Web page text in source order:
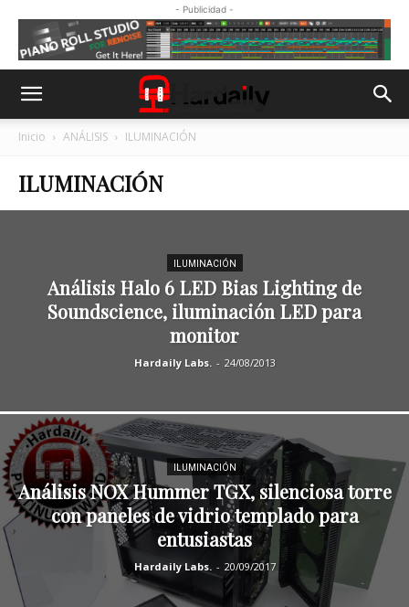
- Publicidad -
Inicio ANÁLISIS ILUMINACIÓN
ILUMINACIÓN
ILUMINACIÓN
Análisis Halo 6 LED Bias Lighting de
Soundscience, iluminación LED para
monitor
Hardaily Labs. - 24/08/2013
ILUMINACIÓN
Análisis NOX Hummer TGX, silenciosa torre
con paneles de vidrio templado para
entusiastas
Hardaily Labs. - 20/09/2017